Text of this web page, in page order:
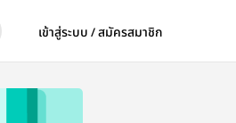
เข้าสู่ระบบ / สมัครสมาชิก